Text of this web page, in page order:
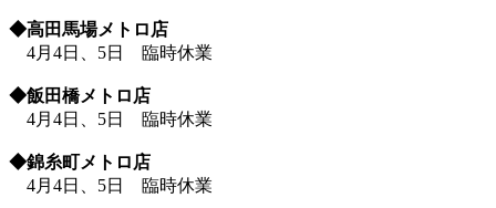
◆高田馬場メトロ店
4月4日、5日 臨時休業
◆飯田橋メトロ店
4月4日、5日 臨時休業
◆錦糸町メトロ店
4月4日、5日 臨時休業